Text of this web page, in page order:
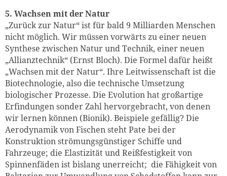
5. Wachsen mit der Natur
„Zurück zur Natur“ ist für bald 9 Milliarden Menschen
nicht möglich. Wir müssen vorwärts zu einer neuen
Synthese zwischen Natur und Technik, einer neuen
„Allianztechnik“ (Ernst Bloch). Die Formel dafür heißt
„Wachsen mit der Natur“. Ihre Leitwissenschaft ist die
Biotechnologie, also die technische Umsetzung
biologischer Prozesse. Die Evolution hat großartige
Erfindungen sonder Zahl hervorgebracht, von denen
wir lernen können (Bionik). Beispiele gefällig? Die
Aerodynamik von Fischen steht Pate bei der
Konstruktion strömungsgünstiger Schiffe und
Fahrzeuge; die Elastizität und Reißfestigkeit von
Spinnenfäden ist bislang unerreicht; die Fähigkeit von